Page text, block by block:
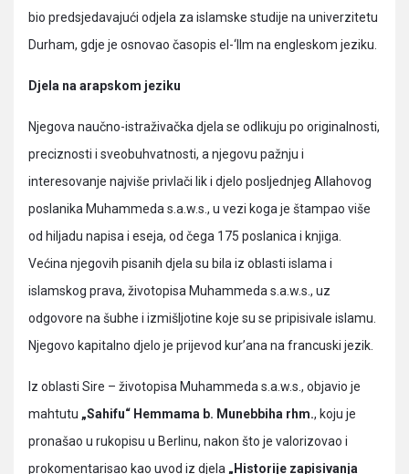
bio predsjedavajući odjela za islamske studije na univerzitetu
Durham, gdje je osnovao časopis el-‘Ilm na engleskom jeziku.
Djela na arapskom jeziku
Njegova naučno-istraživačka djela se odlikuju po originalnosti,
preciznosti i sveobuhvatnosti, a njegovu pažnju i
interesovanje najviše privlači lik i djelo posljednjeg Allahovog
poslanika Muhammeda s.a.w.s., u vezi koga je štampao više
od hiljadu napisa i eseja, od čega 175 poslanica i knjiga.
Većina njegovih pisanih djela su bila iz oblasti islama i
islamskog prava, životopisa Muhammeda s.a.w.s., uz
odgovore na šubhe i izmišljotine koje su se pripisivale islamu.
Njegovo kapitalno djelo je prijevod kur’ana na francuski jezik.
Iz oblasti Sire – životopisa Muhammeda s.a.w.s., objavio je
mahtutu „Sahifu“ Hemmama b. Munebbiha rhm., koju je
pronašao u rukopisu u Berlinu, nakon što je valorizovao i
prokomentarisao kao uvod iz djela „Historije zapisivanja